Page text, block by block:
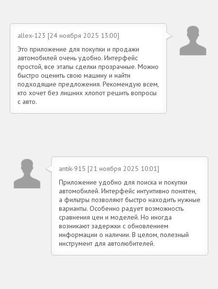
allex-123 [24 ноября 2025 13:00]
Это приложение для покупки и продажи
автомобилей очень удобно. Интерфейс
простой, все этапы сделки прозрачные. Можно
быстро оценить свою машину и найти
подходящие предложения. Рекомендую всем,
кто хочет без лишних хлопот решить вопросы
с авто.
antik-915 [21 ноября 2025 10:01]
Приложение удобно для поиска и покупки
автомобилей. Интерфейс интуитивно понятен,
а фильтры позволяют быстро находить нужные
варианты. Особенно радует возможность
сравнения цен и моделей. Но иногда
возникают задержки с обновлением
информации о наличии. В целом, полезный
инструмент для автолюбителей.